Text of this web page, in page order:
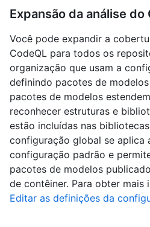
Expansão da análise do
Você pode expandir a
CodeQL para todos os
organização que usam a
definindo pacotes de
pacotes de modelos
reconhecer estruturas e
estão incluídas nas
configuração global se aplica
configuração padrão e
pacotes de modelos
de contêiner. Para obter mais
Editar as definições da